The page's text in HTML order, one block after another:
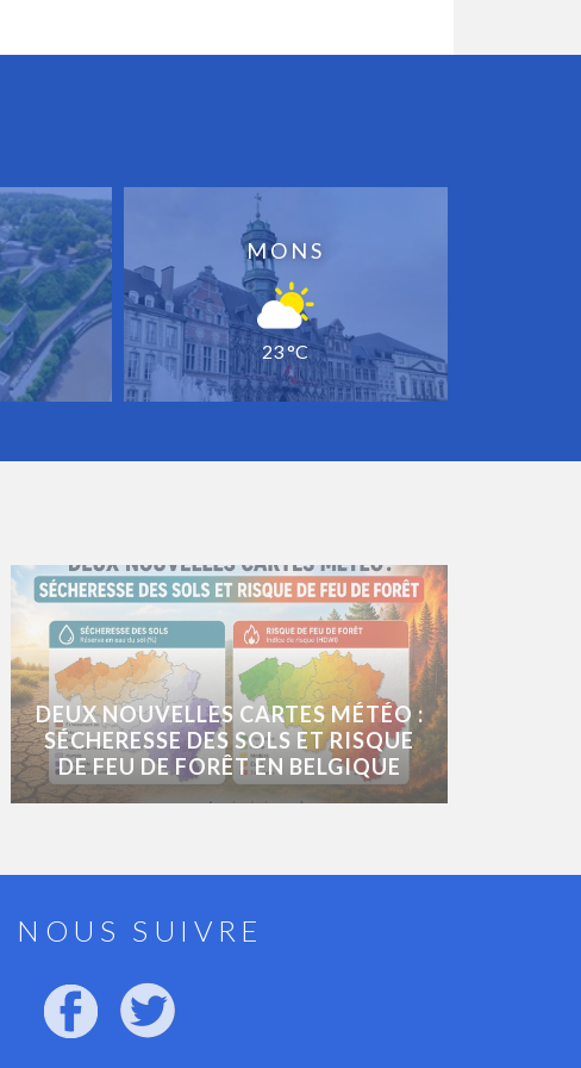
MONS
23 °C
DEUX NOUVELLES CARTES MÉTÉO :
SÉCHERESSE DES SOLS ET RISQUE
DE FEU DE FORÊT EN BELGIQUE
NOUS SUIVRE